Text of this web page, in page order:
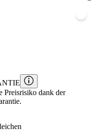
Preisrisiko dank der